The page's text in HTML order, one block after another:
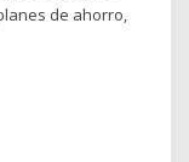
de ahorro,